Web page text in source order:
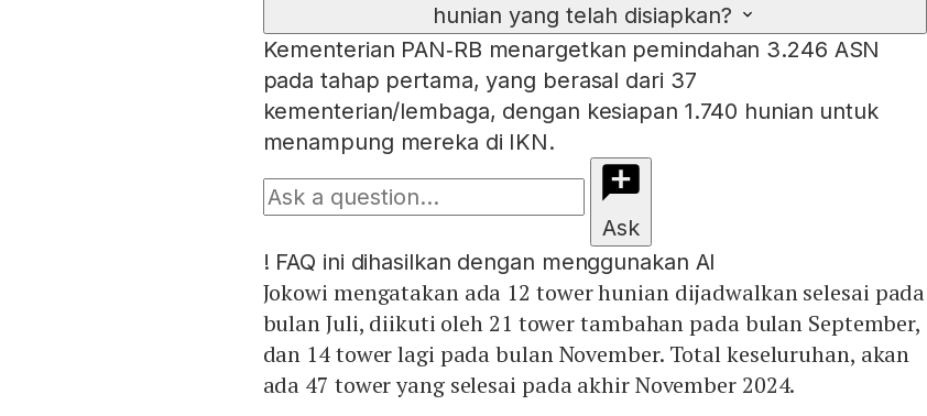
hunian yang telah disiapkan?
Kementerian PAN‑RB menargetkan pemindahan 3.246 ASN
pada tahap pertama, yang berasal dari 37
kementerian/lembaga, dengan kesiapan 1.740 hunian untuk
menampung mereka di IKN.
Ask
! FAQ ini dihasilkan dengan menggunakan AI
Jokowi mengatakan ada 12 tower hunian dijadwalkan selesai pada
bulan Juli, diikuti oleh 21 tower tambahan pada bulan September,
dan 14 tower lagi pada bulan November. Total keseluruhan, akan
ada 47 tower yang selesai pada akhir November 2024.